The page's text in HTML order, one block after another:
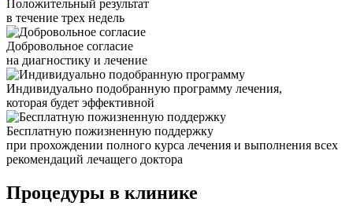
Положительный результат
в течение трех недель
Добровольное согласие
на диагностику и лечение
Индивидуально подобранную программу лечения,
которая будет эффективной
Бесплатную пожизненную поддержку
при прохождении полного курса лечения и выполнения всех
рекомендаций лечащего доктора
Процедуры в клинике